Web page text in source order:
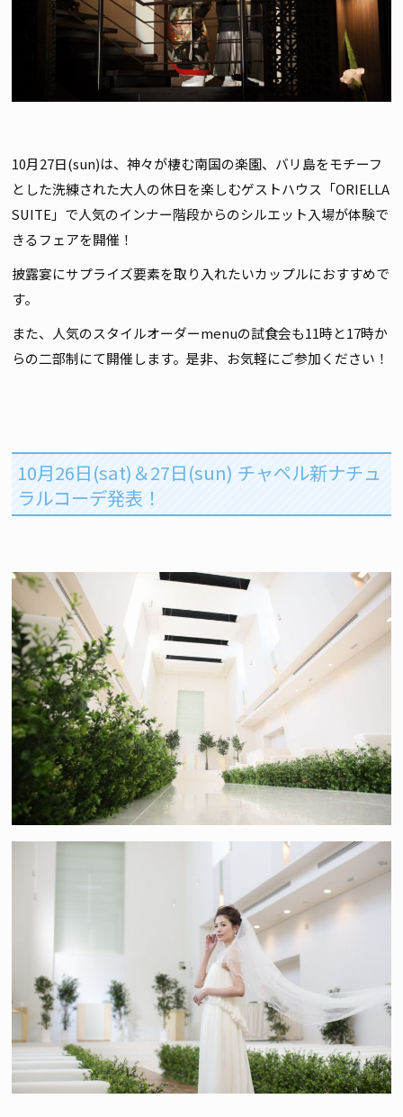
10月27日(sun)は、神々が棲む南国の楽園、バリ島をモチーフ
とした洗練された大人の休日を楽しむゲストハウス「ORIELLA
SUITE」で人気のインナー階段からのシルエット入場が体験で
きるフェアを開催！
披露宴にサプライズ要素を取り入れたいカップルにおすすめで
す。
また、人気のスタイルオーダーmenuの試食会も11時と17時か
らの二部制にて開催します。是非、お気軽にご参加ください！
10月26日(sat)＆27日(sun) チャペル新ナチュ
ラルコーデ発表！